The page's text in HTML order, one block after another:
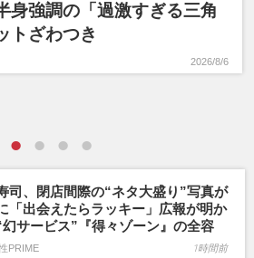
身強調の「過激すぎる三角
トざわつき
2026/8/6
司、閉店間際の“ネタ大盛り”写真が
「出会えたらラッキー」広報が明か
幻サービス”『得々ゾーン』の全容
PRIME 1時間前